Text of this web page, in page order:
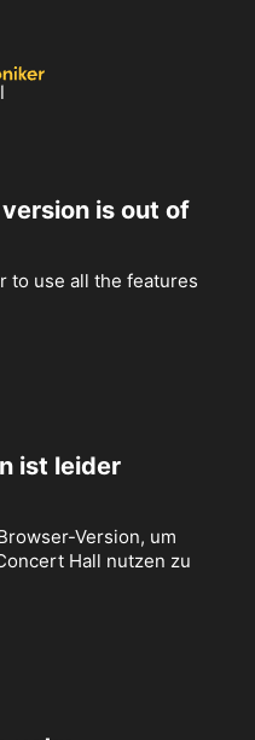
is out of
to use all the features
ist leider
Version, um
Hall nutzen zu